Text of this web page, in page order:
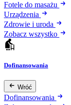
Fotele do masażu
Urządzenia
Zdrowie i uroda
Zobacz wszystko
Dofinansowania
Wróć
Dofinansowania